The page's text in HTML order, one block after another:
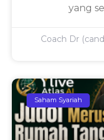
yang
Coach Dr
Saham Syariah